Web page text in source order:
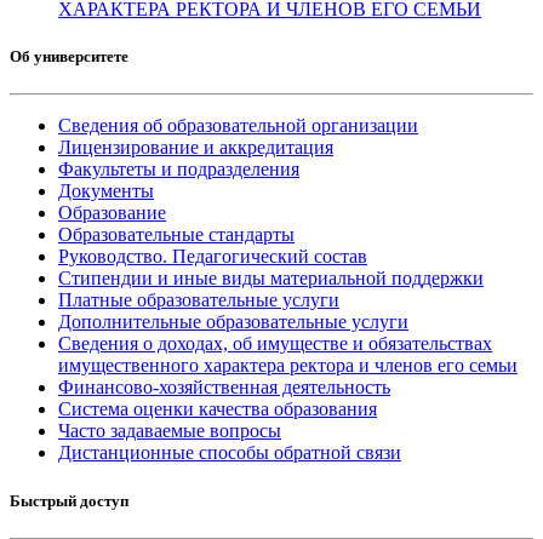
ХАРАКТЕРА РЕКТОРА И ЧЛЕНОВ ЕГО СЕМЬИ
Об университете
Сведения об образовательной организации
Лицензирование и аккредитация
Факультеты и подразделения
Документы
Образование
Образовательные стандарты
Руководство. Педагогический состав
Стипендии и иные виды материальной поддержки
Платные образовательные услуги
Дополнительные образовательные услуги
Сведения о доходах, об имуществе и обязательствах
имущественного характера ректора и членов его семьи
Финансово-хозяйственная деятельность
Система оценки качества образования
Часто задаваемые вопросы
Дистанционные способы обратной связи
Быстрый доступ